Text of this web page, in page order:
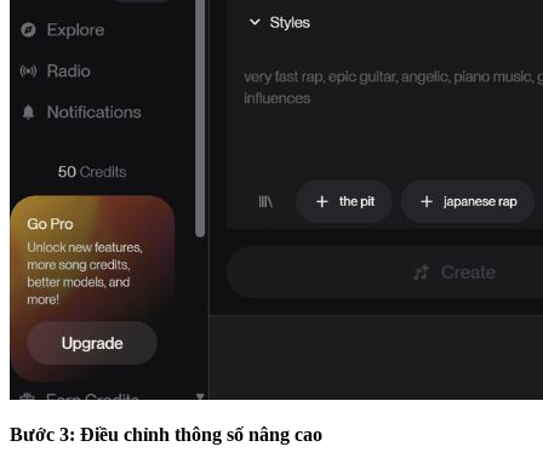
Bước 3: Điều chỉnh thông số nâng cao